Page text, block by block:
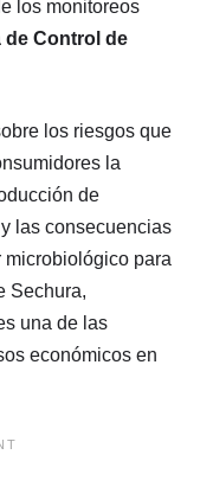
los monitoreos
de Control de
los riesgos que
la
de
las consecuencias
para
Sechura,
una de las
económicos en